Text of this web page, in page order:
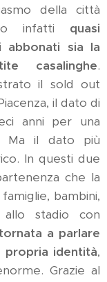
della città
infatti quasi
abbonati sia la
casalinghe.
il sold out
il dato di
anni per una
Ma il dato più
In questi due
che la
bambini,
stadio con
a parlare
propria identità,
Grazie al